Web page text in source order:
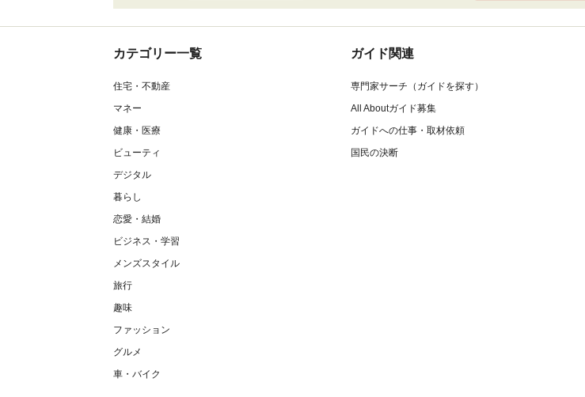
カテゴリー一覧
住宅・不動産
マネー
健康・医療
ビューティ
デジタル
暮らし
恋愛・結婚
ビジネス・学習
メンズスタイル
旅行
趣味
ファッション
グルメ
車・バイク
ガイド関連
専門家サーチ（ガイドを探す）
All Aboutガイド募集
ガイドへの仕事・取材依頼
国民の決断